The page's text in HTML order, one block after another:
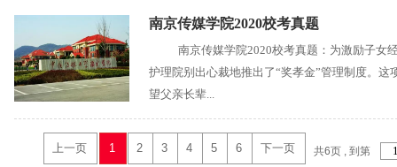
南京传媒学院2020校考真题
南京传媒学院2020校考真题：为激励子女
护理院别出心裁地推出了“奖孝金”管理制度。
望父亲长辈...
上一页 1 2 3 4 5 6 下一页 共6页 , 到第